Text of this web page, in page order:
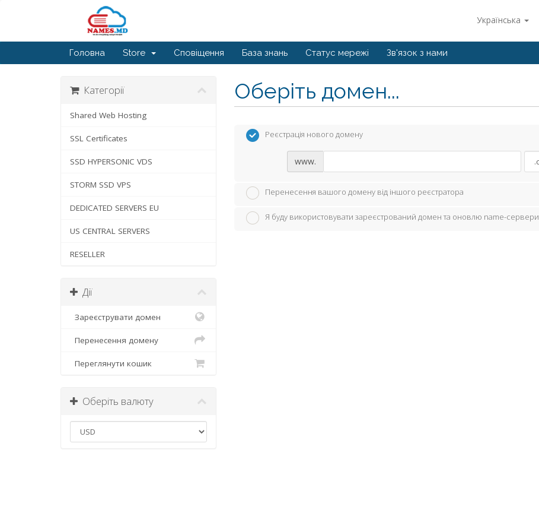
Українська
Головна Store Сповіщення База знань Статус мережі Зв'язок з нами
Оберіть домен...
Категорії
Shared Web Hosting
SSL Certificates
SSD HYPERSONIC VDS
STORM SSD VPS
DEDICATED SERVERS EU
US CENTRAL SERVERS
RESELLER
Дії
Зареєструвати домен
Перенесення домену
Переглянути кошик
Оберіть валюту
Реєстрація нового домену
www.
Перенесення вашого домену від іншого реєстратора
Я буду використовувати зареєстрований домен та оновлю name-сервери